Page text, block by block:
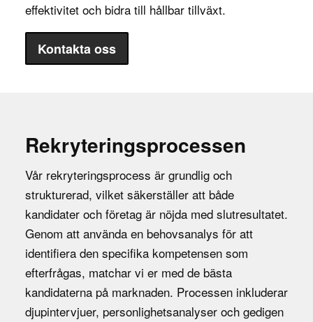
effektivitet och bidra till hållbar tillväxt.
Kontakta oss
Rekryteringsprocessen
Vår rekryteringsprocess är grundlig och
strukturerad, vilket säkerställer att både
kandidater och företag är nöjda med slutresultatet.
Genom att använda en behovsanalys för att
identifiera den specifika kompetensen som
efterfrågas, matchar vi er med de bästa
kandidaterna på marknaden. Processen inkluderar
djupintervjuer, personlighetsanalyser och gedigen